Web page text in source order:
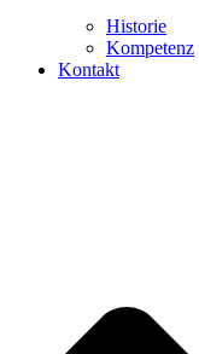
Historie
Kompetenz
Kontakt